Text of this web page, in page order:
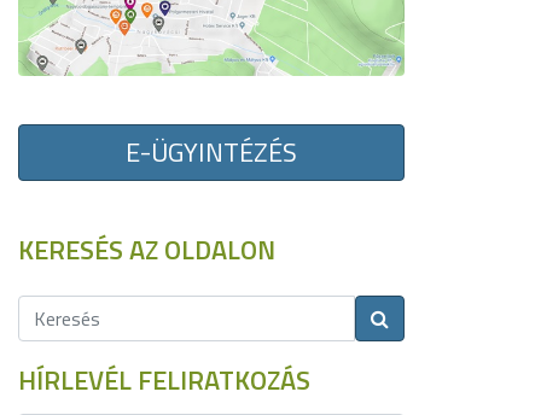
E-ÜGYINTÉZÉS
KERESÉS AZ OLDALON
HÍRLEVÉL FELIRATKOZÁS